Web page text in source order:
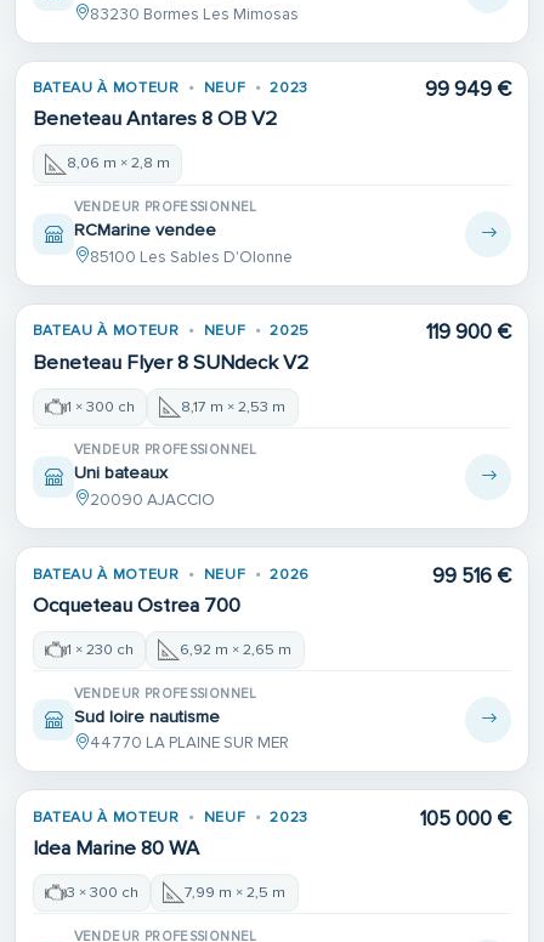
83230 Bormes Les Mimosas
BATEAU À MOTEUR NEUF 2023
Beneteau Antares 8 OB V2
99 949 €
8,06 m × 2,8 m
VENDEUR PROFESSIONNEL
RCMarine vendee
85100 Les Sables D'Olonne
BATEAU À MOTEUR NEUF 2025
Beneteau Flyer 8 SUNdeck V2
119 900 €
1 × 300 ch 8,17 m × 2,53 m
VENDEUR PROFESSIONNEL
Uni bateaux
20090 AJACCIO
BATEAU À MOTEUR NEUF 2026
Ocqueteau Ostrea 700
99 516 €
1 × 230 ch 6,92 m × 2,65 m
VENDEUR PROFESSIONNEL
Sud loire nautisme
44770 LA PLAINE SUR MER
BATEAU À MOTEUR NEUF 2023
Idea Marine 80 WA
105 000 €
3 × 300 ch 7,99 m × 2,5 m
VENDEUR PROFESSIONNEL